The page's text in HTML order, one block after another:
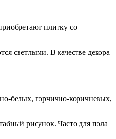
плитку со
светлыми. В качестве декора
белых, горчично-коричневых,
рисунок. Часто для пола